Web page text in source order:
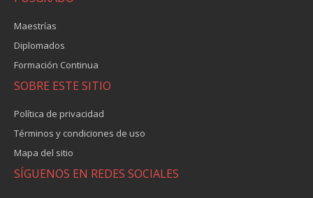
Maestrías
Diplomados
Formación Continua
SOBRE ESTE SITIO
Política de privacidad
Términos y condiciones de uso
Mapa del sitio
SÍGUENOS EN REDES SOCIALES